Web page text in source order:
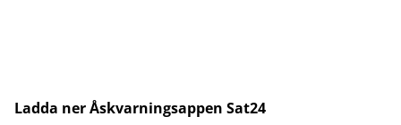
Ladda ner Åskvarningsappen Sat24